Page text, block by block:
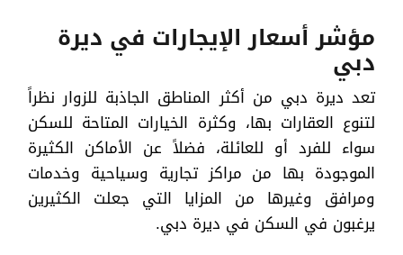
مؤشر أسعار الإيجارات في ديرة
دبي
تعد ديرة دبي من أكثر المناطق الجاذبة للزوار نظراً
لتنوع العقارات بها، وكثرة الخيارات المتاحة للسكن
سواء للفرد أو للعائلة، فضلاً عن الأماكن الكثيرة
الموجودة بها من مراكز تجارية وسياحية وخدمات
ومرافق وغيرها من المزايا التي جعلت الكثيرين
يرغبون في السكن في ديرة دبي.